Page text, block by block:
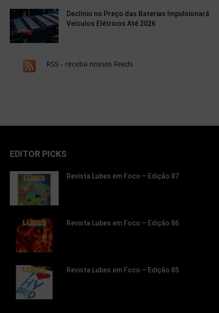
Declínio no Preço das Baterias Impulsionará
Veículos Elétricos Até 2026
RSS - receba nossos Feeds
EDITOR PICKS
Revista Lubes em Foco – Edição 87
Revista Lubes em Foco – Edição 86
Revista Lubes em Foco – Edição 85